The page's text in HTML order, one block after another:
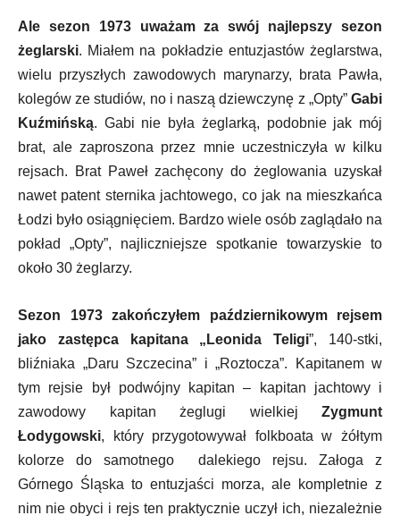
Ale sezon 1973 uważam za swój najlepszy sezon
żeglarski. Miałem na pokładzie entuzjastów żeglarstwa,
wielu przyszłych zawodowych marynarzy, brata Pawła,
kolegów ze studiów, no i naszą dziewczynę z „Opty” Gabi
Kuźmińską. Gabi nie była żeglarką, podobnie jak mój
brat, ale zaproszona przez mnie uczestniczyła w kilku
rejsach. Brat Paweł zachęcony do żeglowania uzyskał
nawet patent sternika jachtowego, co jak na mieszkańca
Łodzi było osiągnięciem. Bardzo wiele osób zaglądało na
pokład „Opty”, najliczniejsze spotkanie towarzyskie to
około 30 żeglarzy.
Sezon 1973 zakończyłem październikowym rejsem
jako zastępca kapitana „Leonida Teligi”, 140-stki,
bliźniaka „Daru Szczecina” i „Roztocza”. Kapitanem w
tym rejsie był podwójny kapitan – kapitan jachtowy i
zawodowy kapitan żeglugi wielkiej Zygmunt
Łodygowski, który przygotowywał folkboata w żółtym
kolorze do samotnego dalekiego rejsu. Załoga z
Górnego Śląska to entuzjaści morza, ale kompletnie z
nim nie obyci i rejs ten praktycznie uczył ich, niezależnie